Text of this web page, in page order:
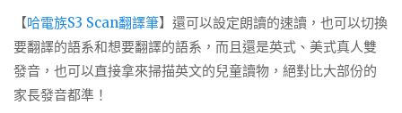
【哈電族S3 Scan翻譯筆】還可以設定朗讀的速讀，也可以切換
要翻譯的語系和想要翻譯的語系，而且還是英式、美式真人雙
發音，也可以直接拿來掃描英文的兒童讀物，絕對比大部份的
家長發音都準！